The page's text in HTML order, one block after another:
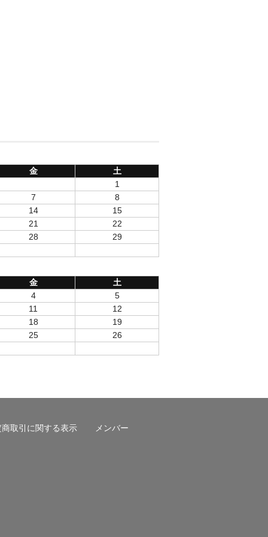
金
土
1
7
8
14
15
21
22
28
29
金
土
4
5
11
12
18
19
25
26
取引に関する表示 メンバー